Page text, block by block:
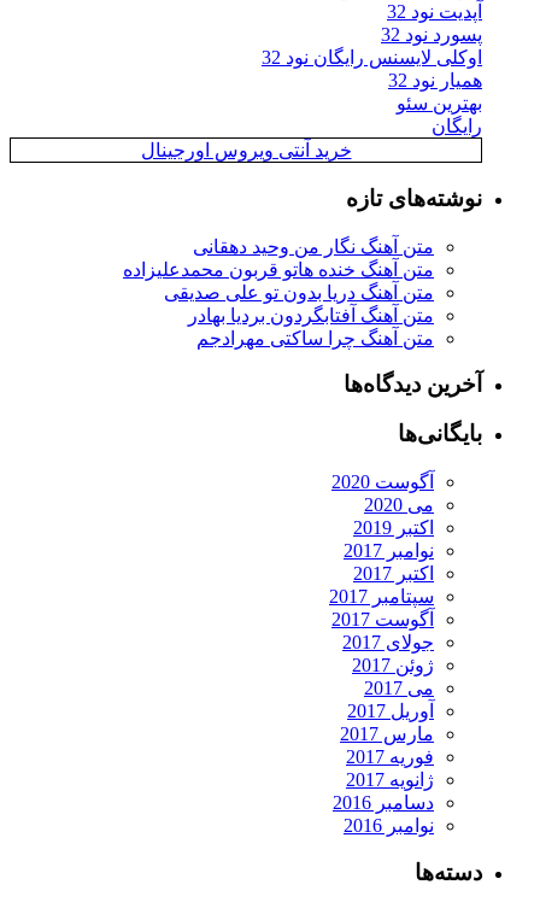
آپدیت نود 32
پسورد نود 32
اوکلی لایسنس رایگان نود 32
همیار نود 32
بهترین سئو
رایگان
خرید آنتی ویروس اورجینال
نوشته‌های تازه
متن آهنگ نگار من وحید دهقانی
متن آهنگ خنده هاتو قربون محمدعلیزاده
متن آهنگ دریا بدون تو علی صدیقی
متن آهنگ آفتابگردون بردیا بهادر
متن آهنگ چرا ساکتی مهرادجم
آخرین دیدگاه‌ها
بایگانی‌ها
آگوست 2020
می 2020
اکتبر 2019
نوامبر 2017
اکتبر 2017
سپتامبر 2017
آگوست 2017
جولای 2017
ژوئن 2017
می 2017
آوریل 2017
مارس 2017
فوریه 2017
ژانویه 2017
دسامبر 2016
نوامبر 2016
دسته‌ها